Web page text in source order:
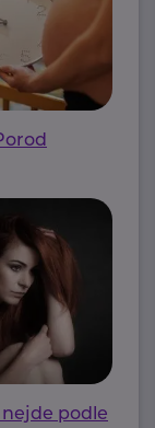
nejde podle